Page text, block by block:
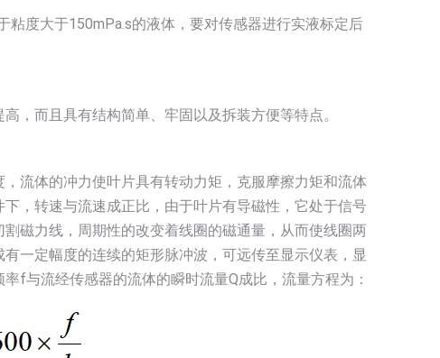
度大于150mPa.s的液体，要对传感器进行实液标定后
，而且具有结构简单、牢固以及拆装方便等特点。
流体的冲力使叶片具有转动力矩，克服摩擦力矩和流体
，转速与流速成正比，由于叶片有导磁性，它处于信号
磁力线，周期性的改变着线圈的磁通量，从而使线圈两
一定幅度的连续的矩形脉冲波，可远传至显示仪表，显
f与流经传感器的流体的瞬时流量Q成比，流量方程为：